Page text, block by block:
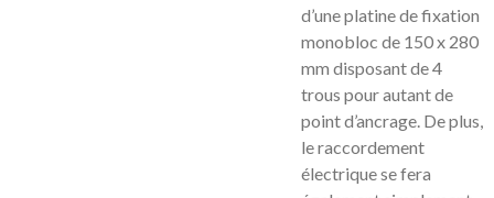
d’une platine de fixation
monobloc de 150 x 280
mm disposant de 4
trous pour autant de
point d’ancrage. De plus,
le raccordement
électrique se fera